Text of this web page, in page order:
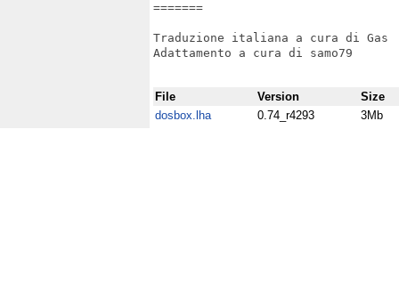
=======
Traduzione italiana a cura di Gas
Adattamento a cura di samo79
File Version
Size
dosbox.lha
0.74_r4293 3Mb